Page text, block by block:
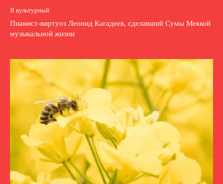
Я культурный
Пианист-виртуоз Леонид Кагадеев, сделавший Сумы Меккой
музыкальной жизни